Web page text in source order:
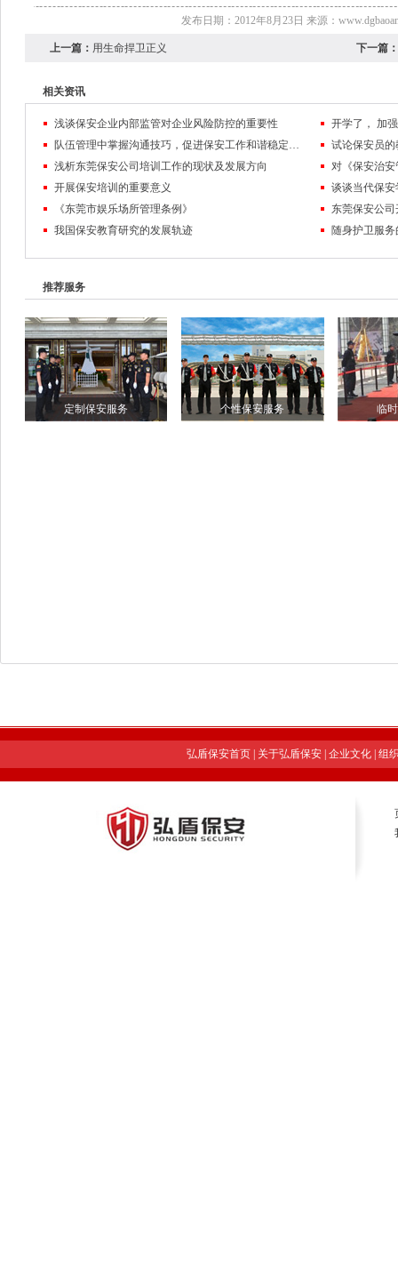
发布日期：2012年8月23日 来源：
上一篇： 用生命捍卫正义 下一篇：
相关资讯
浅谈保安企业内部监管对企业风险防控的重要性
队伍管理中掌握沟通技巧，促进保安工作和谐稳定发展
试论保安员
浅析东莞保安公司培训工作的现状及发展方向
对《保安治
开展保安培训的重要意义
谈谈当代保
《东莞市娱乐场所管理条例》
东莞保安公
我国保安教育研究的发展轨迹
随身护卫服
推荐服务
定制保安服务 个性保安服务 临
弘盾保安首页| 关于弘盾保安| 企业文化| 组